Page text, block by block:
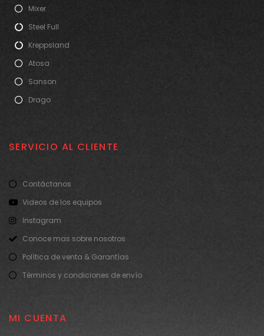
Mixer
Steel Full
Kreppsland
Atosa
Sanson
Drago
SERVICIO AL CLIENTE
Contáctanos
Videos de los equipos
Instagram
Conoce mas sobre nosotros
Política de venta & Garantías
Términos y condiciones de envío
MI CUENTA